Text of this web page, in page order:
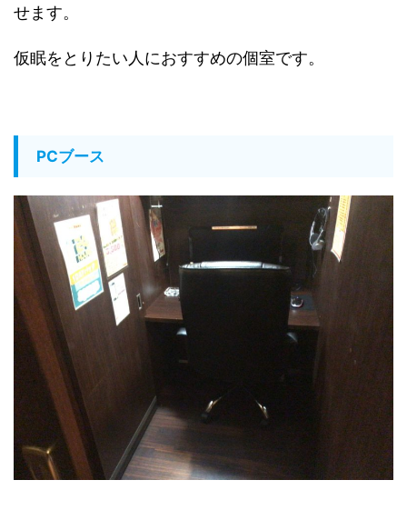
せます。
仮眠をとりたい人におすすめの個室です。
PCブース